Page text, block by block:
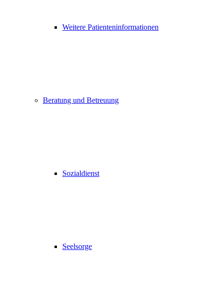
Weitere Patienteninformationen
Beratung und Betreuung
Sozialdienst
Seelsorge